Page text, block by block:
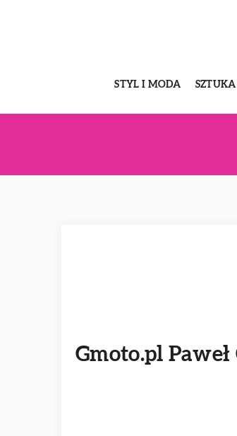
STYL I MODA
Gmoto.pl